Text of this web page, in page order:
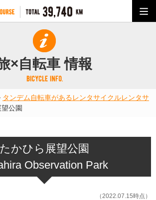
×自転車 情報
タンデム自転車があるレンタサイクルレンタサ
公園
たかひら展望公園
Observation Park
（2022.07.15時点）